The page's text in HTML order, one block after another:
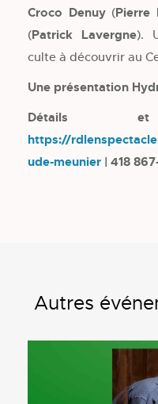
Croco Denuy (Pierre
(Patrick Lavergne).
culte à découvrir au
Une présentation
Détails
https://
ude-meunier | 418
Autres